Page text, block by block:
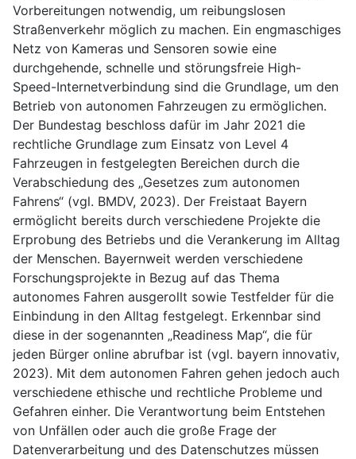
Vorbereitungen notwendig, um reibungslosen
Straßenverkehr möglich zu machen. Ein engmaschiges
Netz von Kameras und Sensoren sowie eine
durchgehende, schnelle und störungsfreie High-
Speed-Internetverbindung sind die Grundlage, um den
Betrieb von autonomen Fahrzeugen zu ermöglichen.
Der Bundestag beschloss dafür im Jahr 2021 die
rechtliche Grundlage zum Einsatz von Level 4
Fahrzeugen in festgelegten Bereichen durch die
Verabschiedung des „Gesetzes zum autonomen
Fahrens“ (vgl. BMDV, 2023). Der Freistaat Bayern
ermöglicht bereits durch verschiedene Projekte die
Erprobung des Betriebs und die Verankerung im Alltag
der Menschen. Bayernweit werden verschiedene
Forschungsprojekte in Bezug auf das Thema
autonomes Fahren ausgerollt sowie Testfelder für die
Einbindung in den Alltag festgelegt. Erkennbar sind
diese in der sogenannten „Readiness Map“, die für
jeden Bürger online abrufbar ist (vgl. bayern innovativ,
2023). Mit dem autonomen Fahren gehen jedoch auch
verschiedene ethische und rechtliche Probleme und
Gefahren einher. Die Verantwortung beim Entstehen
von Unfällen oder auch die große Frage der
Datenverarbeitung und des Datenschutzes müssen